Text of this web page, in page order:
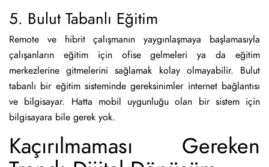
5. Bulut Tabanlı Eğitim
Remote ve hibrit çalışmanın yaygınlaşmaya başlamasıyla
çalışanların eğitim için ofise gelmeleri ya da eğitim
merkezlerine gitmelerini sağlamak kolay olmayabilir. Bulut
tabanlı bir eğitim sisteminde gereksinimler internet bağlantısı
ve bilgisayar. Hatta mobil uygunluğu olan bir sistem için
bilgisayara bile gerek yok.
Kaçırılmaması Gereken